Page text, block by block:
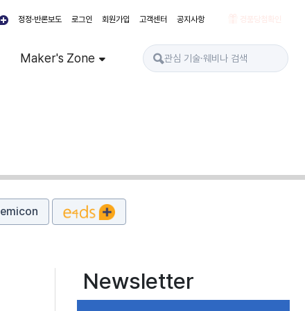
정정·반론보도 로그인 회원가입 고객센터 공지사항
Maker's Zone
Newsletter